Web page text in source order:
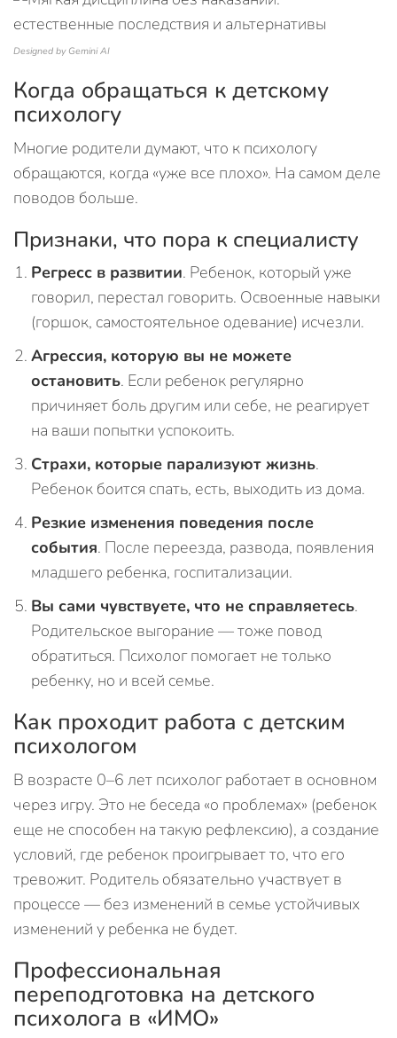
Designed by Gemini AI
Когда обращаться к детскому
психологу
Многие родители думают, что к психологу
обращаются, когда «уже все плохо». На самом деле
поводов больше.
Признаки, что пора к специалисту
Регресс в развитии. Ребенок, который уже
говорил, перестал говорить. Освоенные навыки
(горшок, самостоятельное одевание) исчезли.
Агрессия, которую вы не можете
остановить. Если ребенок регулярно
причиняет боль другим или себе, не реагирует
на ваши попытки успокоить.
Страхи, которые парализуют жизнь.
Ребенок боится спать, есть, выходить из дома.
Резкие изменения поведения после
события. После переезда, развода, появления
младшего ребенка, госпитализации.
Вы сами чувствуете, что не справляетесь.
Родительское выгорание — тоже повод
обратиться. Психолог помогает не только
ребенку, но и всей семье.
Как проходит работа с детским
психологом
В возрасте 0–6 лет психолог работает в основном
через игру. Это не беседа «о проблемах» (ребенок
еще не способен на такую рефлексию), а создание
условий, где ребенок проигрывает то, что его
тревожит. Родитель обязательно участвует в
процессе — без изменений в семье устойчивых
изменений у ребенка не будет.
Профессиональная
переподготовка на детского
психолога в «ИМО»